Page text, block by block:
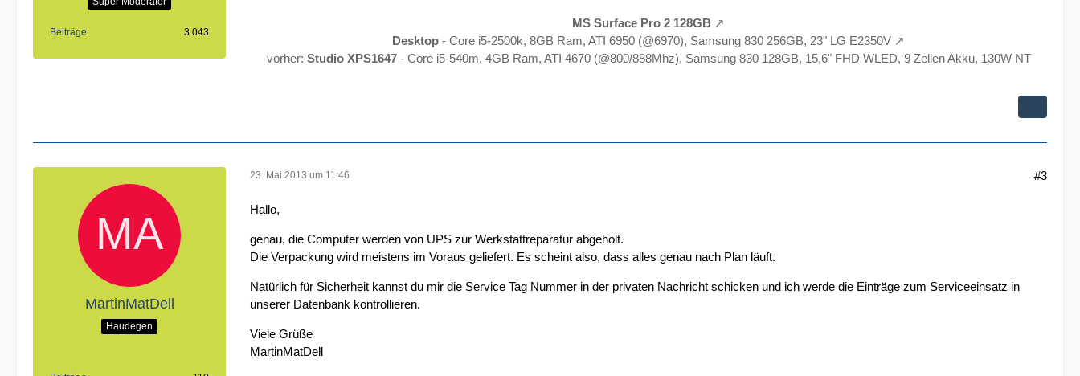
Beiträge 3.043
MS Surface Pro 2 128GB
Desktop - Core i5-2500k, 8GB Ram, ATI 6950 (@6970), Samsung 830 256GB, 23" LG E2350V
vorher: Studio XPS1647- Core i5-540m, 4GB Ram, ATI 4670 (@800/888Mhz), Samsung 830 128GB, 15,6" FHD WLED, 9 Zellen Akku, 130W NT
MartinMatDell
Haudegen
23. Mai 2013 um 11:46 #3
Hallo,
genau, die Computer werden von UPS zur Werkstattreparatur abgeholt.
Die Verpackung wird meistens im Voraus geliefert. Es scheint also, dass alles genau nach Plan läuft.
Natürlich für Sicherheit kannst du mir die Service Tag Nummer in der privaten Nachricht schicken und ich werde die Einträge zum Serviceeinsatz in
unserer Datenbank kontrollieren.
Viele Grüße
MartinMatDell